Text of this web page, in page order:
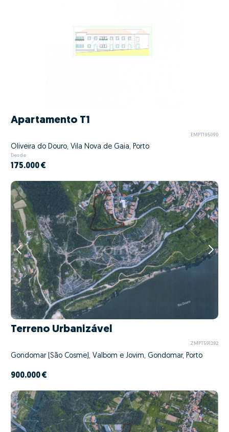
Apartamento T1
EMPT195090
Oliveira do Douro, Vila Nova de Gaia, Porto
Desde
175.000 €
Terreno Urbanizável
ZMPT591282
Gondomar (São Cosme), Valbom e Jovim, Gondomar, Porto
900.000 €